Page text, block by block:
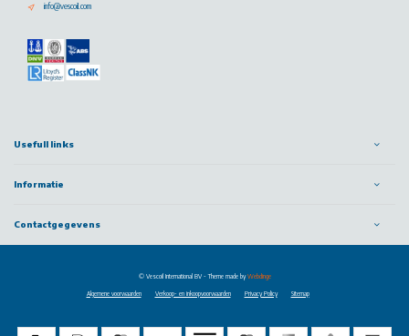
info@vescoil.com
Usefull links
Informatie
Contactgegevens
Algemene voorwaarden Verkoop- en inkoopvoorwaarden Privacy Policy Sitemap
© Vescoil International BV - Theme made byWebdinge